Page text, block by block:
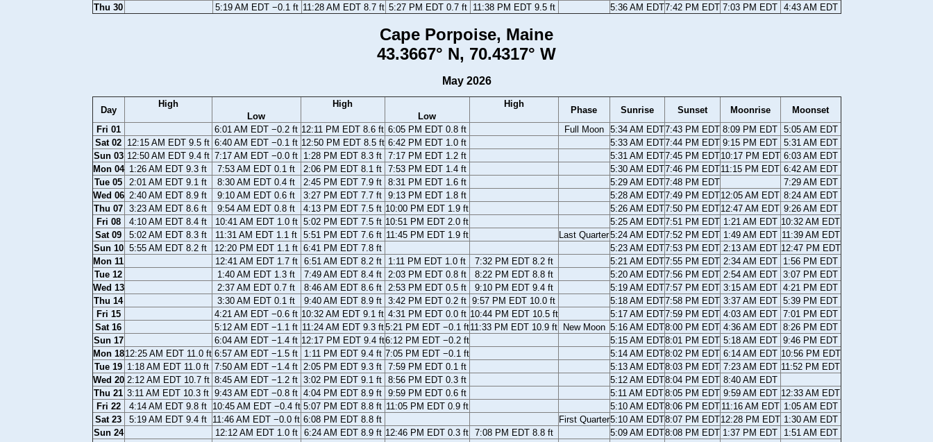
Thu 30
5:19 AM EDT −0.1 ft 11:28 AM EDT 8.7 ft 5:27 PM EDT 0.7 ft 11:38 PM EDT 9.5 ft 5:36 AM EDT7:42 PM EDT 7:03 PM EDT 4:43 AM EDT
Cape Porpoise, Maine
43.3667° N, 70.4317° W
May 2026
Day
High
Low
High
Low
High
Phase Sunrise Sunset Moonrise
Moonset
Fri 01
6:01 AM EDT −0.2 ft 12:11 PM EDT 8.6 ft 6:05 PM EDT 0.8 ft Full Moon 5:34 AM EDT7:43 PM EDT 8:09 PM EDT 5:05 AM EDT
Sat 02 12:15 AM EDT 9.5 ft 6:40 AM EDT −0.1 ft 12:50 PM EDT 8.5 ft 6:42 PM EDT 1.0 ft 5:33 AM EDT7:44 PM EDT 9:15 PM EDT 5:31 AM EDT
Sun 03 12:50 AM EDT 9.4 ft 7:17 AM EDT −0.0 ft 1:28 PM EDT 8.3 ft 7:17 PM EDT 1.2 ft 5:31 AM EDT7:45 PM EDT10:17 PM EDT 6:03 AM EDT
Mon 04 1:26 AM EDT 9.3 ft 7:53 AM EDT 0.1 ft 2:06 PM EDT 8.1 ft 7:53 PM EDT 1.4 ft 5:30 AM EDT7:46 PM EDT11:15 PM EDT 6:42 AM EDT
Tue 05
2:01 AM EDT 9.1 ft 8:30 AM EDT 0.4 ft 2:45 PM EDT 7.9 ft 8:31 PM EDT 1.6 ft 5:29 AM EDT7:48 PM EDT
7:29 AM EDT
Wed 06 2:40 AM EDT 8.9 ft 9:10 AM EDT 0.6 ft 3:27 PM EDT 7.7 ft 9:13 PM EDT 1.8 ft 5:28 AM EDT7:49 PM EDT12:05 AM EDT 8:24 AM EDT
Thu 07 3:23 AM EDT 8.6 ft 9:54 AM EDT 0.8 ft 4:13 PM EDT 7.5 ft 10:00 PM EDT 1.9 ft 5:26 AM EDT7:50 PM EDT12:47 AM EDT 9:26 AM EDT
Fri 08
4:10 AM EDT 8.4 ft 10:41 AM EDT 1.0 ft 5:02 PM EDT 7.5 ft 10:51 PM EDT 2.0 ft 5:25 AM EDT7:51 PM EDT 1:21 AM EDT 10:32 AM EDT
Sat 09
5:02 AM EDT 8.3 ft 11:31 AM EDT 1.1 ft 5:51 PM EDT 7.6 ft 11:45 PM EDT 1.9 ft Last Quarter5:24 AM EDT7:52 PM EDT 1:49 AM EDT 11:39 AM EDT
Sun 10 5:55 AM EDT 8.2 ft 12:20 PM EDT 1.1 ft 6:41 PM EDT 7.8 ft 5:23 AM EDT7:53 PM EDT 2:13 AM EDT 12:47 PM EDT
Mon 11
12:41 AM EDT 1.7 ft 6:51 AM EDT 8.2 ft 1:11 PM EDT 1.0 ft 7:32 PM EDT 8.2 ft 5:21 AM EDT7:55 PM EDT 2:34 AM EDT
1:56 PM EDT
Tue 12
1:40 AM EDT 1.3 ft 7:49 AM EDT 8.4 ft 2:03 PM EDT 0.8 ft 8:22 PM EDT 8.8 ft 5:20 AM EDT7:56 PM EDT 2:54 AM EDT 3:07 PM EDT
Wed 13
2:37 AM EDT 0.7 ft 8:46 AM EDT 8.6 ft 2:53 PM EDT 0.5 ft 9:10 PM EDT 9.4 ft 5:19 AM EDT7:57 PM EDT 3:15 AM EDT 4:21 PM EDT
Thu 14
3:30 AM EDT 0.1 ft 9:40 AM EDT 8.9 ft 3:42 PM EDT 0.2 ft 9:57 PM EDT 10.0 ft 5:18 AM EDT7:58 PM EDT 3:37 AM EDT 5:39 PM EDT
Fri 15
4:21 AM EDT −0.6 ft 10:32 AM EDT 9.1 ft 4:31 PM EDT 0.0 ft 10:44 PM EDT 10.5 ft 5:17 AM EDT7:59 PM EDT 4:03 AM EDT 7:01 PM EDT
Sat 16
5:12 AM EDT −1.1 ft 11:24 AM EDT 9.3 ft5:21 PM EDT −0.1 ft11:33 PM EDT 10.9 ft New Moon 5:16 AM EDT8:00 PM EDT 4:36 AM EDT 8:26 PM EDT
Sun 17
6:04 AM EDT −1.4 ft 12:17 PM EDT 9.4 ft6:12 PM EDT −0.2 ft 5:15 AM EDT8:01 PM EDT 5:18 AM EDT 9:46 PM EDT
Mon 1812:25 AM EDT 11.0 ft 6:57 AM EDT −1.5 ft 1:11 PM EDT 9.4 ft 7:05 PM EDT −0.1 ft 5:14 AM EDT8:02 PM EDT 6:14 AM EDT 10:56 PM EDT
Tue 19 1:18 AM EDT 11.0 ft 7:50 AM EDT −1.4 ft 2:05 PM EDT 9.3 ft 7:59 PM EDT 0.1 ft 5:13 AM EDT8:03 PM EDT 7:23 AM EDT 11:52 PM EDT
Wed 20 2:12 AM EDT 10.7 ft 8:45 AM EDT −1.2 ft 3:02 PM EDT 9.1 ft 8:56 PM EDT 0.3 ft 5:12 AM EDT8:04 PM EDT 8:40 AM EDT
Thu 21 3:11 AM EDT 10.3 ft 9:43 AM EDT −0.8 ft 4:04 PM EDT 8.9 ft 9:59 PM EDT 0.6 ft 5:11 AM EDT8:05 PM EDT 9:59 AM EDT 12:33 AM EDT
Fri 22
4:14 AM EDT 9.8 ft 10:45 AM EDT −0.4 ft 5:07 PM EDT 8.8 ft 11:05 PM EDT 0.9 ft 5:10 AM EDT8:06 PM EDT 11:16 AM EDT 1:05 AM EDT
Sat 23
5:19 AM EDT 9.4 ft 11:46 AM EDT −0.0 ft 6:08 PM EDT 8.8 ft First Quarter5:10 AM EDT8:07 PM EDT12:28 PM EDT 1:30 AM EDT
Sun 24
12:12 AM EDT 1.0 ft 6:24 AM EDT 8.9 ft 12:46 PM EDT 0.3 ft 7:08 PM EDT 8.8 ft 5:09 AM EDT8:08 PM EDT 1:37 PM EDT
1:51 AM EDT